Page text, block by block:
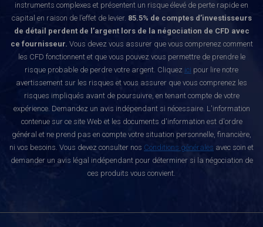
instruments complexes et présentent un risque élevé de perte rapide en
capital en raison de l’effet de levier. 85.5% de comptes d’investisseurs
de détail perdent de l’argent lors de la négociation de CFD avec
ce fournisseur. Vous devez vous assurer que vous comprenez comment
les CFD fonctionnent et que vous pouvez vous permettre de prendre le
risque probable de perdre votre argent. Cliquez ici pour lire notre
avertissement sur les risques et vous assurer que vous comprenez les
risques impliqués avant de poursuivre, en tenant compte de votre
expérience. Demandez un avis indépendant si nécessaire. L'information
contenue sur ce site Web et les documents d'information est d'ordre
général et ne prend pas en compte votre situation personnelle, financière,
ni vos besoins. Vous devez consulter nos Conditions générales avec soin et
demander un avis légal indépendant pour déterminer si la négociation de
ces produits vous convient.